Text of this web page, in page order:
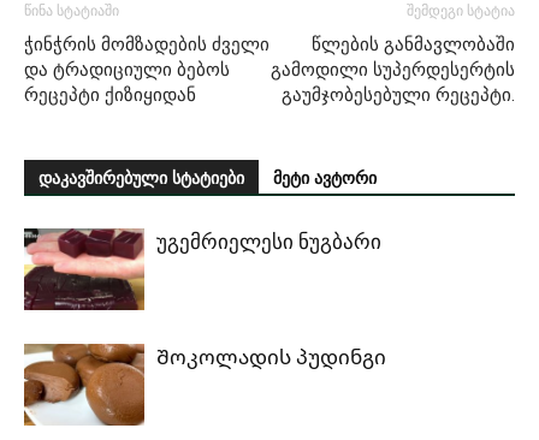
წინა სტატიაში
ჭინჭრის მომზადების ძველი
და ტრადიციული ბებოს
რეცეპტი ქიზიყიდან
შემდეგი სტატია
წლების განმავლობაში
გამოდილი სუპერდესერტის
გაუმჯობესებული რეცეპტი.
დაკავშირებული სტატიები მეტი ავტორი
უგემრიელესი ნუგბარი
Შოკოლადის პუდინგი